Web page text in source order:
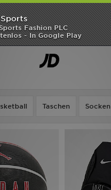
Fashion PLC
- In Google Play
- Accessoires
Taschen Socken